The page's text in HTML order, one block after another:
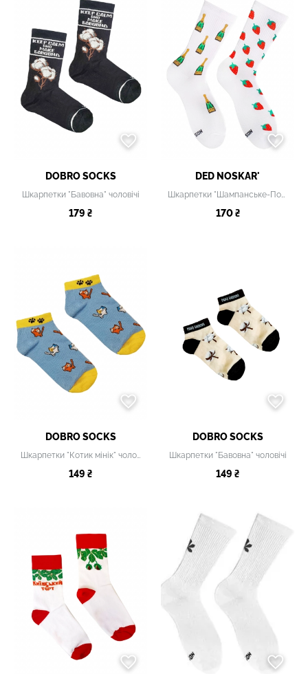
DOBRO SOCKS
Шкарпетки "Бавовна" чоловічі
179 ₴
DED NOSKAR'
Шкарпетки "Шампанське-Полуниця" чоловічі
170 ₴
DOBRO SOCKS
Шкарпетки "Котик мінік" чоловічі
149 ₴
DOBRO SOCKS
Шкарпетки "Бавовна" чоловічі
149 ₴